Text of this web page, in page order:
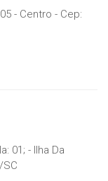
- Centro - Cep:
01; - Ilha Da
/SC